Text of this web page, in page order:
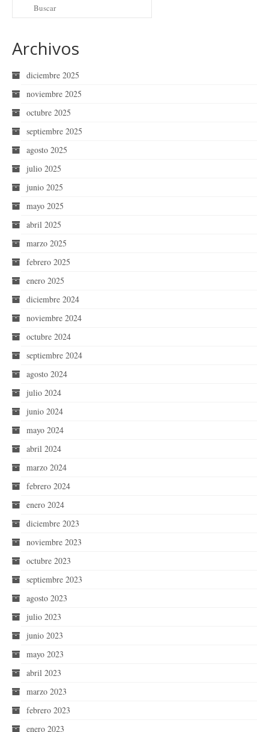
Archivos
diciembre 2025
noviembre 2025
octubre 2025
septiembre 2025
agosto 2025
julio 2025
junio 2025
mayo 2025
abril 2025
marzo 2025
febrero 2025
enero 2025
diciembre 2024
noviembre 2024
octubre 2024
septiembre 2024
agosto 2024
julio 2024
junio 2024
mayo 2024
abril 2024
marzo 2024
febrero 2024
enero 2024
diciembre 2023
noviembre 2023
octubre 2023
septiembre 2023
agosto 2023
julio 2023
junio 2023
mayo 2023
abril 2023
marzo 2023
febrero 2023
enero 2023